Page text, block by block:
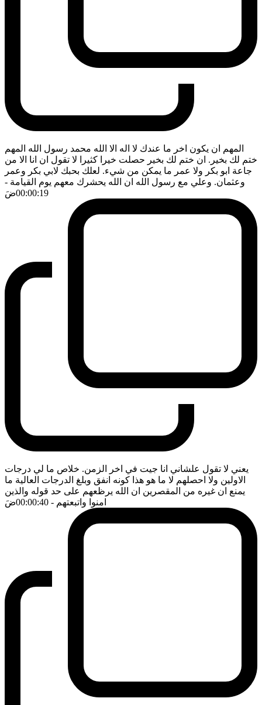
المهم ان يكون اخر ما عندك لا اله الا الله محمد رسول الله المهم
ختم لك بخير. ان ختم لك بخير حصلت خيرا كثيرا لا تقول ان انا الا من
جاعة ابو بكر ولا عمر ما يمكن من شيء. لعلك بحبك لابي بكر وعمر
وعثمان. وعلي مع رسول الله ان الله يحشرك معهم يوم القيامة -
00:00:19ضَ
يعني لا تقول علشاني انا جيت في اخر الزمن. خلاص ما لي درجات
الاولين ولا احصلهم لا ما هو هذا كونه انفق وبلغ الدرجات العالية ما
يمنع ان غيره من المقصرين ان الله يرظعهم على حد قوله والذين
امنوا واتبعتهم - 00:00:40 ضَ